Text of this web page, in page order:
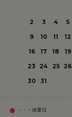
2
3 4 5
9
10 11 12
16
17 18 19
23
24 25 26
30
31
・・・休業日